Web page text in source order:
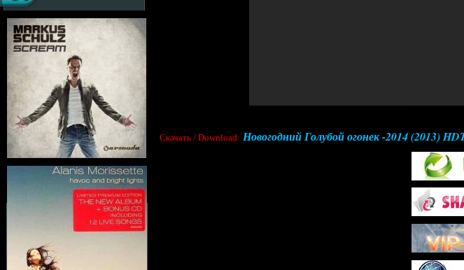
Cкачать / Download: Новогодний Голубой огонек -2014 (2013)